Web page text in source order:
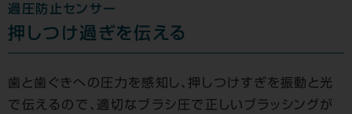
過圧防止センサー
押しつけ過ぎを伝える
歯と歯ぐきへの圧力を感知し、押しつけすぎを振動と光
で伝えるので、適切なブラシ圧で正しいブラッシングが